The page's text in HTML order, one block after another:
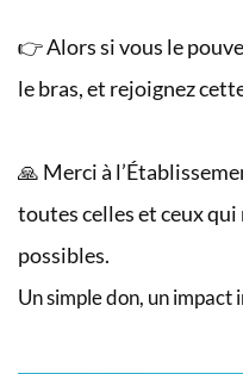
👉 Alors si vous le
le bras, et rejoignez
🙏 Merci à
toutes celles et ceux
possibles.
Un simple don, un impact